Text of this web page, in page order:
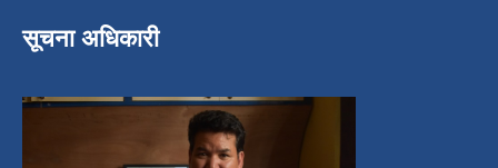
सूचना अधिकारी